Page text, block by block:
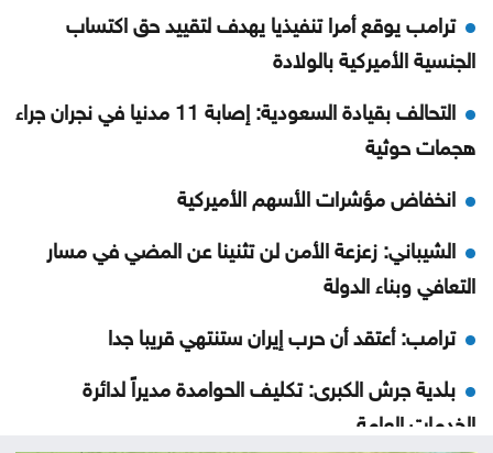
ترامب يوقع أمرا تنفيذيا يهدف لتقييد حق اكتساب
الجنسية الأميركية بالولادة
التحالف بقيادة السعودية: إصابة 11 مدنيا في نجران جراء
هجمات حوثية
انخفاض مؤشرات الأسهم الأميركية
الشيباني: زعزعة الأمن لن تثنينا عن المضي في مسار
التعافي وبناء الدولة
ترامب: أعتقد أن حرب إيران ستنتهي قريبا جدا
بلدية جرش الكبرى: تكليف الحوامدة مديراً لدائرة
الخدمات العامة